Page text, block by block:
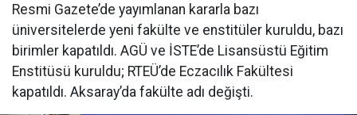
Resmi Gazete’de yayımlanan kararla bazı
üniversitelerde yeni fakülte ve enstitüler kuruldu, bazı
birimler kapatıldı. AGÜ ve İSTE’de Lisansüstü Eğitim
Enstitüsü kuruldu; RTEÜ’de Eczacılık Fakültesi
kapatıldı. Aksaray’da fakülte adı değişti.